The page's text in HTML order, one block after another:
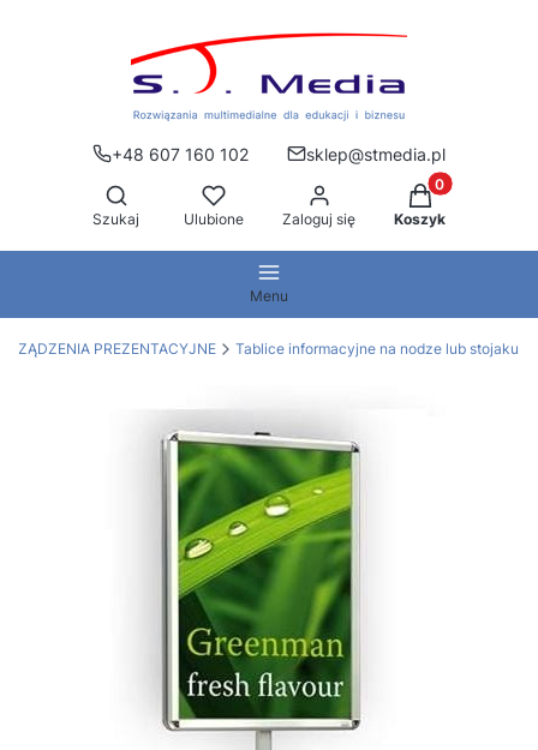
+48 607 160 102
sklep@stmedia.pl
Otwórz wyszukiwarkę
Szukaj Ulubione Zaloguj się
Produkty w
Koszyk
Menu
PREZENTACYJNE Tablice informacyjne na nodze lub stojaku